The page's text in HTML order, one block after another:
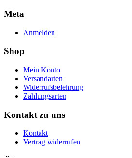
Meta
Anmelden
Shop
Mein Konto
Versandarten
Widerrufsbelehrung
Zahlungsarten
Kontakt zu uns
Kontakt
Vertrag widerrufen